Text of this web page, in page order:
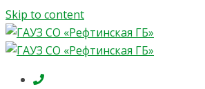
Skip to content